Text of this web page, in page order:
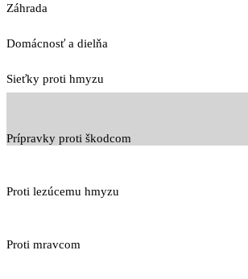
Záhrada
Domácnosť a dielňa
Sieťky proti hmyzu
Prípravky proti škodcom
Proti lezúcemu hmyzu
Proti mravcom